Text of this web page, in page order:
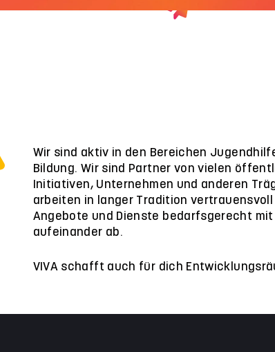
Wir sind aktiv in den Bereichen
Bildung. Wir sind Partner von vielen
Initiativen, Unternehmen und anderen
arbeiten in langer Tradition
Angebote und Dienste bedarfsgerecht
aufeinander ab.
VIVA schafft auch für dich